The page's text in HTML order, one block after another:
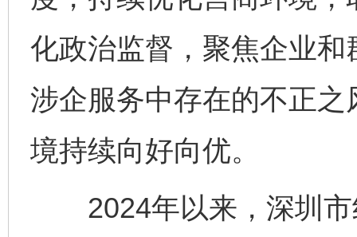
化政治监督，聚焦企业
涉企服务中存在的不正
境持续向好向优。
2024年以来，深圳市